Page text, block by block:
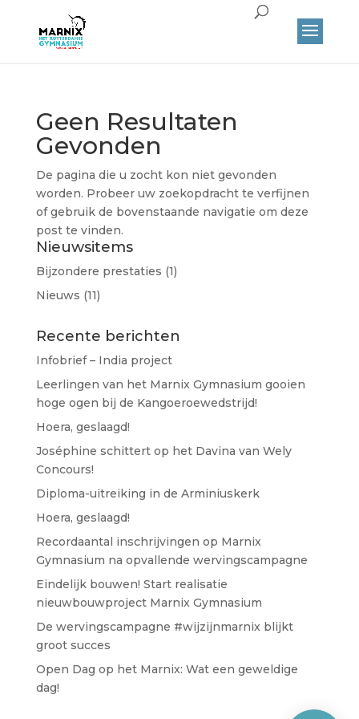
Geen Resultaten
Gevonden
De pagina die u zocht kon niet gevonden
worden. Probeer uw zoekopdracht te verfijnen
of gebruik de bovenstaande navigatie om deze
post te vinden.
Nieuwsitems
Bijzondere prestaties (1)
Nieuws (11)
Recente berichten
Infobrief – India project
Leerlingen van het Marnix Gymnasium gooien
hoge ogen bij de Kangoeroewedstrijd!
Hoera, geslaagd!
José​phine schittert op het Davina van Wely
Concours!
Diploma-uitreiking in de Arminiuskerk
Hoera, geslaagd!
Recordaantal inschrijvingen op Marnix
Gymnasium na opvallende wervingscampagne
Eindelijk bouwen! Start realisatie
nieuwbouwproject Marnix Gymnasium
De wervingscampagne #wijzijnmarnix blijkt
groot succes
Open Dag op het Marnix: Wat een geweldige
dag!